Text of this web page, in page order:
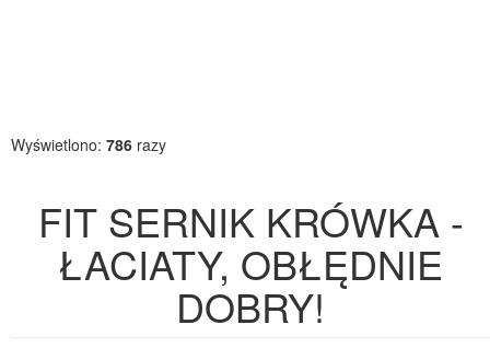
Wyświetlono: 786 razy
FIT SERNIK KRÓWKA -
ŁACIATY, OBŁĘDNIE
DOBRY!